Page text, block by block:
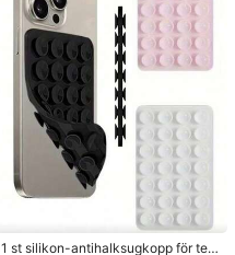
1 st silikon-antihalksugkopp för tele